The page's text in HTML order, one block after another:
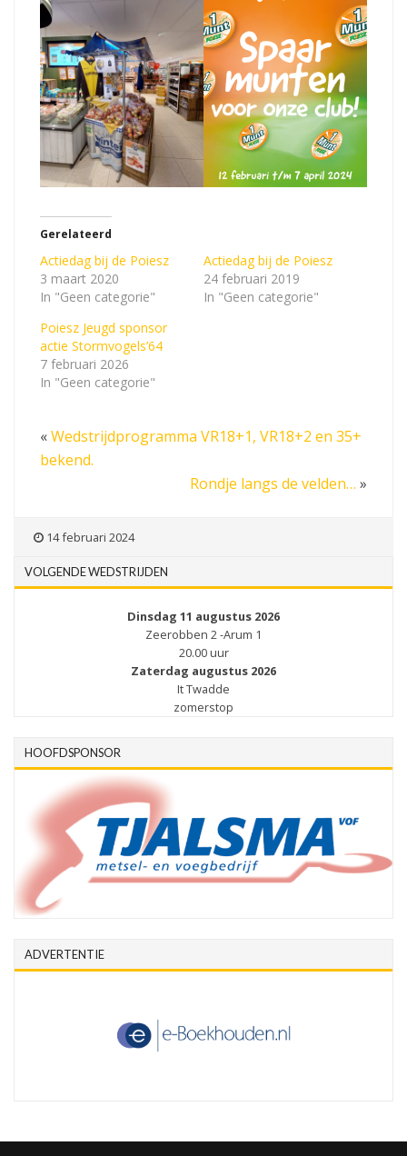
Gerelateerd
Actiedag bij de Poiesz
3 maart 2020
In "Geen categorie"
Actiedag bij de Poiesz
24 februari 2019
In "Geen categorie"
Poiesz Jeugd sponsor
actie Stormvogels’64
7 februari 2026
In "Geen categorie"
«Wedstrijdprogramma VR18+1, VR18+2 en 35+
bekend.
Rondje langs de velden… »
14 februari 2024
VOLGENDE WEDSTRIJDEN
Dinsdag 11 augustus 2026
Zeerobben 2 -Arum 1
20.00 uur
Zaterdag augustus 2026
It Twadde
zomerstop
HOOFDSPONSOR
ADVERTENTIE